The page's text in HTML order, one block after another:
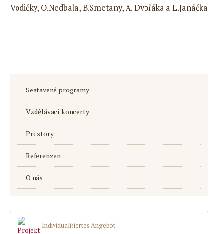
Vodičky, O.Nedbala, B.Smetany, A. Dvořáka a L.Janáčka
Sestavené programy
Vzdělávací koncerty
Prostory
Referenzen
O nás
Individualisiertes Angebot